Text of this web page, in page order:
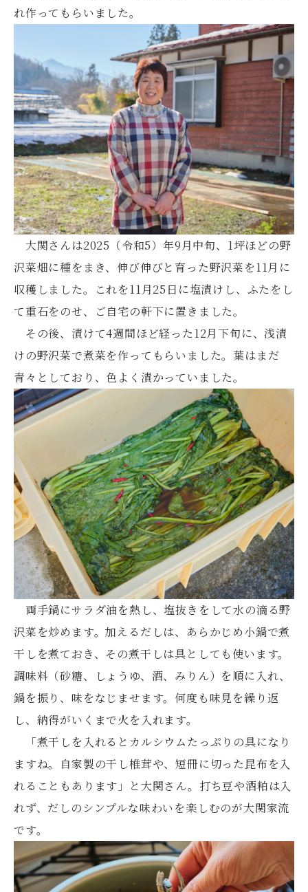
れ作ってもらいました。
大関さんは2025（令和5）年9月中旬、1坪ほどの野
沢菜畑に種をまき、伸び伸びと育った野沢菜を11月に
収穫しました。これを11月25日に塩漬けし、ふたをし
て重石をのせ、ご自宅の軒下に置きました。
その後、漬けて4週間ほど経った12月下旬に、浅漬
けの野沢菜で煮菜を作ってもらいました。葉はまだ
青々としており、色よく漬かっていました。
両手鍋にサラダ油を熱し、塩抜きをして水の滴る野
沢菜を炒めます。加えるだしは、あらかじめ小鍋で煮
干しを煮ておき、その煮干しは具としても使います。
調味料（砂糖、しょうゆ、酒、みりん）を順に入れ、
鍋を振り、味をなじませます。何度も味見を繰り返
し、納得がいくまで火を入れます。
「煮干しを入れるとカルシウムたっぷりの具になり
ますね。自家製の干し椎茸や、短冊に切った昆布を入
れることもあります」と大関さん。打ち豆や酒粕は入
れず、だしのシンプルな味わいを楽しむのが大関家流
です。